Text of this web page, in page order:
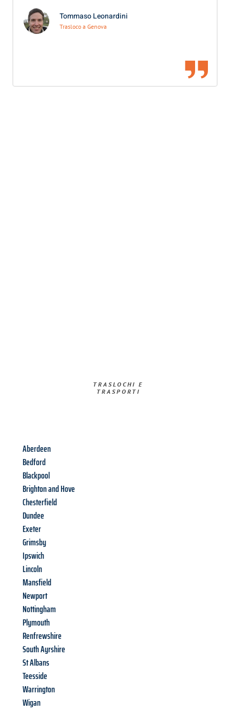
Tommaso Leonardini
Trasloco a Genova
TRASLOCHI E
TRASPORTI​
Aberdeen
Bedford
Blackpool
Brighton and Hove
Chesterfield
Dundee
Exeter
Grimsby
Ipswich
Lincoln
Mansfield
Newport
Nottingham
Plymouth
Renfrewshire
South Ayrshire
St Albans
Teesside
Warrington
Wigan